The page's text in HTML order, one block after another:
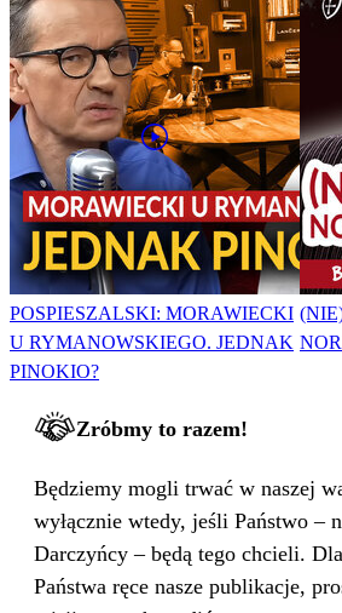
POSPIESZALSKI: MORAWIECKI
U RYMANOWSKIEGO. JEDNAK
PINOKIO?
Zróbmy to razem!
Będziemy mogli trwać w naszej
wyłącznie wtedy, jeśli Państwo –
Darczyńcy – będą tego chcieli.
Państwa ręce nasze publikacje,